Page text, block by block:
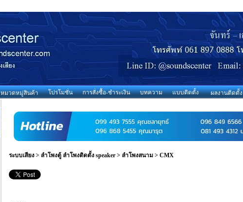
หมวดหมู่สินค้า โปรโมชั่น การสั่งซื้อ-ชำระเงิน บทความ แบบติดตั้ง ผลงานติดตั้ง
ระบบเสียง > ลำโพงตู้ ลำโพงติดตั้ง speaker > ลำโพงสนาม >CMX